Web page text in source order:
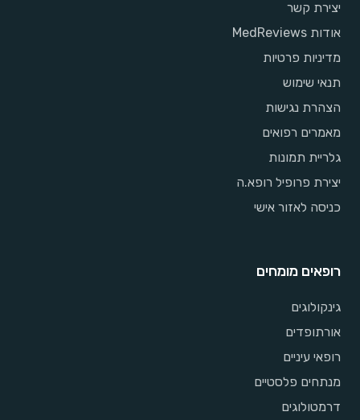
יצירת קשר
אודות MedReviews
מדיניות פרטיות
תנאי שימוש
הצהרת נגישות
מאמרים רפואים
גלריית תמונות
יצירת פרופיל רופא.ה
כניסה לאזור אישי
רופאים מומחים
גינקולוגים
אורתופדים
רופאי עיניים
מנתחים פלסטיים
דרמטולוגים